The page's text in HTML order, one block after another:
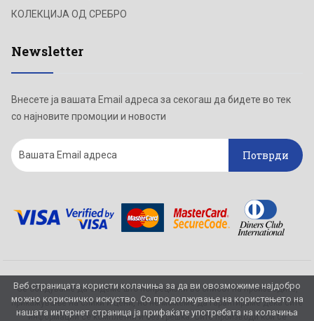
Веб страницата користи колачиња за да ви овозможиме најдобро
можно корисничко искуство. Со продолжување на користењето на
нашата интернет страница ја прифаќате употребата на колачиња
КОЛЕКЦИЈА ОД СРЕБРО
Newsletter
Внесете ја вашата Email адреса за секогаш да бидете во тек
со најновите промоции и новости
Потврди
Се обидуваме да бидеме што попрецизни во описот на производите,
прикажување на слики и цени, но не можеме да гарантираме дека сите
информации се комплетни и без грешка. Сите производи кои се